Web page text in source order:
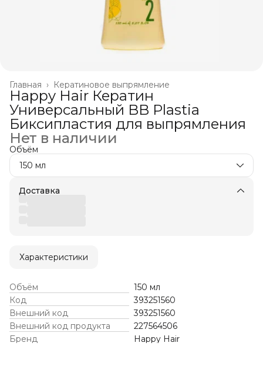
Кератиновое выпрямление
Главная ›
Happy Hair Кератин
Универсальный BB Plastia
Биксипластия для выпрямления
Нет в наличии
Объём
150 мл
Доставка
Характеристики
Объём
150 мл
Код
393251560
Внешний код
393251560
Внешний код продукта
227564506
Бренд
Happy Hair